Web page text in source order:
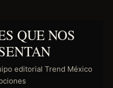
QUE NOS
editorial Trend México